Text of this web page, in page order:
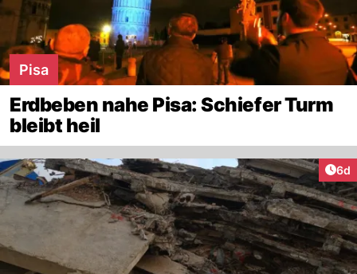
Pisa
Erdbeben nahe Pisa: Schiefer Turm
bleibt heil
6d